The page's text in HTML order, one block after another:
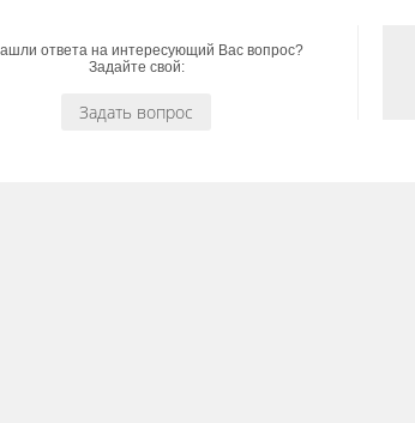
ответа на интересующий Вас вопрос?
Задайте свой:
Задать вопрос